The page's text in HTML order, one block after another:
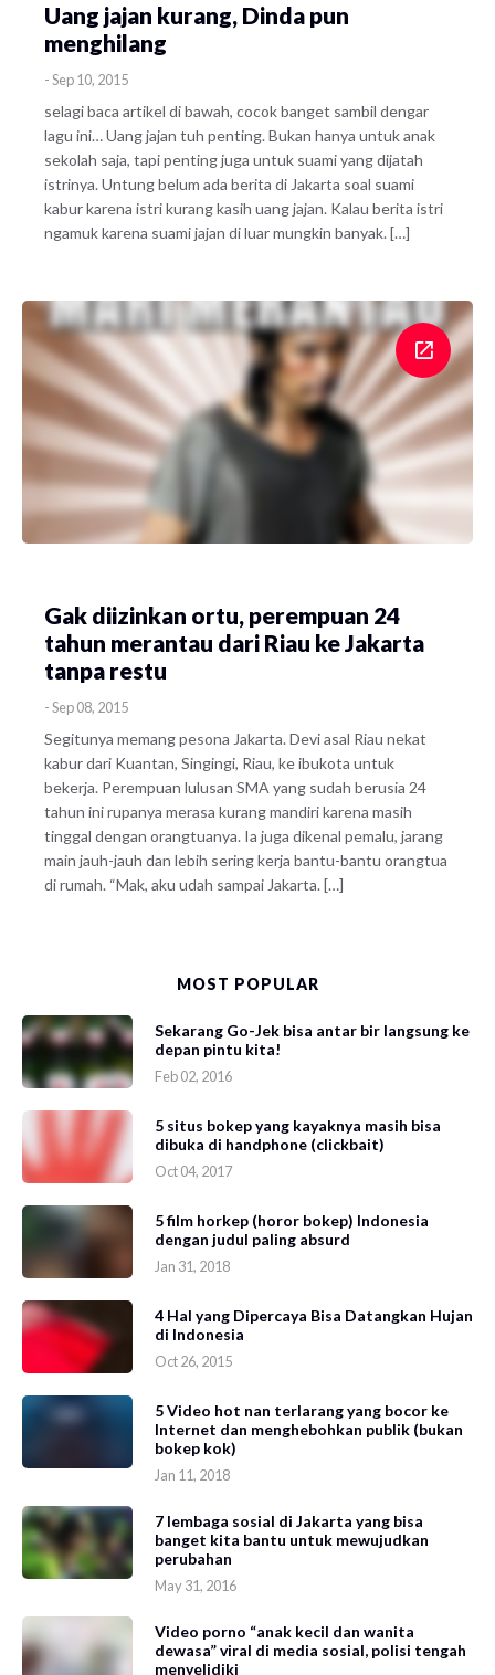
Uang jajan kurang, Dinda pun
menghilang
-Sep 10, 2015
selagi baca artikel di bawah, cocok banget sambil dengar
lagu ini… Uang jajan tuh penting. Bukan hanya untuk anak
sekolah saja, tapi penting juga untuk suami yang dijatah
istrinya. Untung belum ada berita di Jakarta soal suami
kabur karena istri kurang kasih uang jajan. Kalau berita istri
ngamuk karena suami jajan di luar mungkin banyak. […]
Gak diizinkan ortu, perempuan 24
tahun merantau dari Riau ke Jakarta
tanpa restu
-Sep 08, 2015
Segitunya memang pesona Jakarta. Devi asal Riau nekat
kabur dari Kuantan, Singingi, Riau, ke ibukota untuk
bekerja. Perempuan lulusan SMA yang sudah berusia 24
tahun ini rupanya merasa kurang mandiri karena masih
tinggal dengan orangtuanya. Ia juga dikenal pemalu, jarang
main jauh-jauh dan lebih sering kerja bantu-bantu orangtua
di rumah. “Mak, aku udah sampai Jakarta. […]
MOST POPULAR
Sekarang Go-Jek bisa antar bir langsung ke
depan pintu kita!
Feb 02, 2016
5 situs bokep yang kayaknya masih bisa
dibuka di handphone (clickbait)
Oct 04, 2017
5 film horkep (horor bokep) Indonesia
dengan judul paling absurd
Jan 31, 2018
4 Hal yang Dipercaya Bisa Datangkan Hujan
di Indonesia
Oct 26, 2015
5 Video hot nan terlarang yang bocor ke
Internet dan menghebohkan publik (bukan
bokep kok)
Jan 11, 2018
7 lembaga sosial di Jakarta yang bisa
banget kita bantu untuk mewujudkan
perubahan
May 31, 2016
Video porno “anak kecil dan wanita
dewasa” viral di media sosial, polisi tengah
menyelidiki